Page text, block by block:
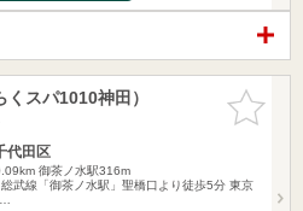
お気に入
りに追加
スパ1010神田）
代田区
御茶ノ水駅316m
武線「御茶ノ水駅」聖橋口より徒歩5分 東京